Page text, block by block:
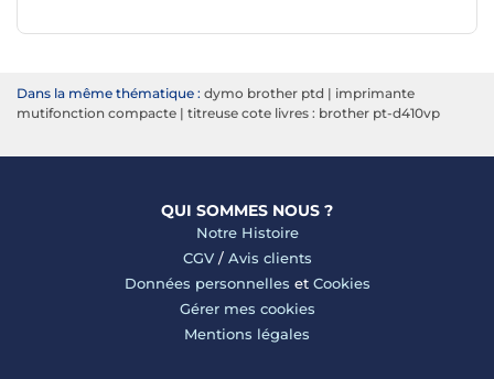
Dans la même thématique : dymo brother ptd | imprimante
mutifonction compacte | titreuse cote livres : brother pt-d410vp
QUI SOMMES NOUS ?
Notre Histoire
CGV/ Avis clients
Données personnelles et Cookies
Gérer mes cookies
Mentions légales